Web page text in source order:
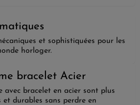
et sophistiquées pour les
horloger.
bracelet Acier
avec bracelet en acier sont plus
et durables sans perdre en